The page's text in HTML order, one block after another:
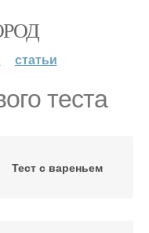
статьи
теста
Тест с вареньем